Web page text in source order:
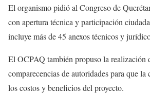
El organismo pidió al Congreso de
con apertura técnica y participación
incluye más de 45 anexos técnicos y
El OCPAQ también propuso la realización
comparecencias de autoridades para que la
los costos y beneficios del proyecto.